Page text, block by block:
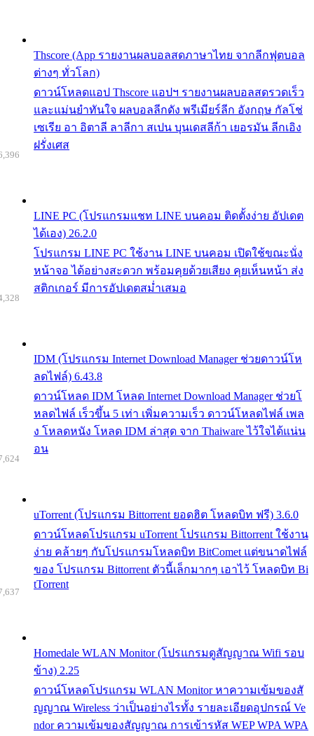
Thscore (App รายงานผลบอลสดภาษาไทย จากลีกฟุตบอล
ต่างๆ ทั่วโลก)
ดาวน์โหลดแอป Thscore แอปฯ รายงานผลบอลสดรวดเร็ว
และแม่นยำทันใจ ผลบอลลีกดัง พรีเมียร์ลีก อังกฤษ กัลโช่
เซเรีย อา อิตาลี ลาลีกา สเปน บุนเดสลีก้า เยอรมัน ลีกเอิง
ฝรั่งเศส
LINE PC (โปรแกรมแชท LINE บนคอม ติดตั้งง่าย อัปเดต
ได้เอง) 26.2.0
โปรแกรม LINE PC ใช้งาน LINE บนคอม เปิดใช้ขณะนั่ง
หน้าจอ ได้อย่างสะดวก พร้อมคุยด้วยเสียง คุยเห็นหน้า ส่ง
สติกเกอร์ มีการอัปเดตสม่ำเสมอ
IDM (โปรแกรม Internet Download Manager ช่วยดาวน์โห
ลดไฟล์) 6.43.8
ดาวน์โหลด IDM โหลด Internet Download Manager ช่วยโ
หลดไฟล์ เร็วขึ้น 5 เท่า เพิ่มความเร็ว ดาวน์โหลดไฟล์ เพล
ง โหลดหนัง โหลด IDM ล่าสุด จาก Thaiware ไว้ใจได้แน่น
อน
uTorrent (โปรแกรม Bittorrent ยอดฮิต โหลดบิท ฟรี) 3.6.0
ดาวน์โหลดโปรแกรม uTorrent โปรแกรม Bittorrent ใช้งาน
ง่าย คล้ายๆ กับโปรแกรมโหลดบิท BitComet แต่ขนาดไฟล์
ของ โปรแกรม Bittorrent ตัวนี้เล็กมากๆ เอาไว้ โหลดบิท Bi
tTorrent
Homedale WLAN Monitor (โปรแกรมดูสัญญาณ Wifi รอบ
ข้าง) 2.25
ดาวน์โหลดโปรแกรม WLAN Monitor หาความเข้มของสั
ญญาณ Wireless ว่าเป็นอย่างไรทั้ง รายละเอียดอุปกรณ์ Ve
ndor ความเข้มของสัญญาณ การเข้ารหัส WEP WPA WPA